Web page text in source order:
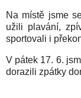
Na místě jsme
užili plavání,
sportovali i
V pátek 17. 6.
dorazili zpátky